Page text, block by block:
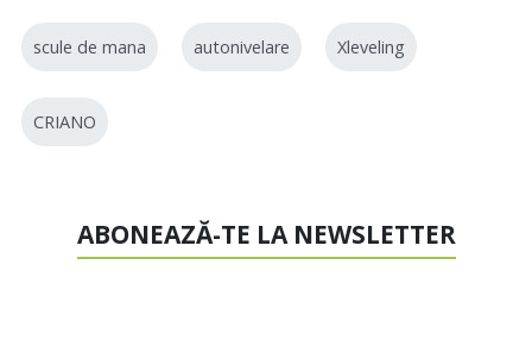
scule de mana autonivelare Xleveling
CRIANO
ABONEAZĂ-TE LA NEWSLETTER